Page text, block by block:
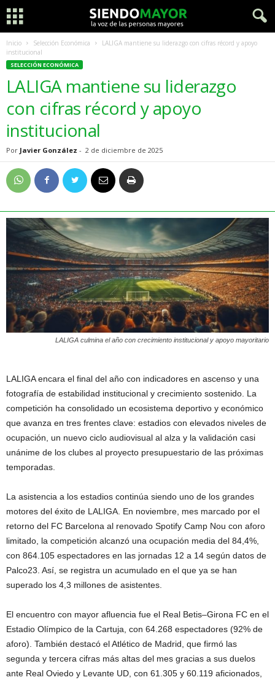
Inicio Selección Económica
LALIGA mantiene su liderazgo con cifras récord y apoyo
institucional
SELECCIÓN ECONÓMICA
LALIGA mantiene su liderazgo
con cifras récord y apoyo
institucional
Por Javier González - 2 de diciembre de 2025
LALIGA culmina el año con crecimiento institucional y apoyo mayoritario
LALIGA encara el final del año con indicadores en ascenso y una
fotografía de estabilidad institucional y crecimiento sostenido. La
competición ha consolidado un ecosistema deportivo y económico
que avanza en tres frentes clave: estadios con elevados niveles de
ocupación, un nuevo ciclo audiovisual al alza y la validación casi
unánime de los clubes al proyecto presupuestario de las próximas
temporadas.
La asistencia a los estadios continúa siendo uno de los grandes
motores del éxito de LALIGA. En noviembre, mes marcado por el
retorno del FC Barcelona al renovado Spotify Camp Nou con aforo
limitado, la competición alcanzó una ocupación media del 84,4%,
con 864.105 espectadores en las jornadas 12 a 14 según datos de
Palco23. Así, se registra un acumulado en el que ya se han
superado los 4,3 millones de asistentes.
El encuentro con mayor afluencia fue el Real Betis–Girona FC en el
Estadio Olímpico de la Cartuja, con 64.268 espectadores (92% de
aforo). También destacó el Atlético de Madrid, que firmó las
segunda y tercera cifras más altas del mes gracias a sus duelos
ante Real Oviedo y Levante UD, con 61.305 y 60.119 aficionados,